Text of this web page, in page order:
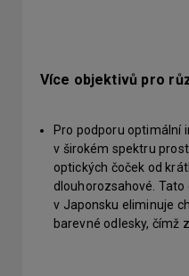
Více objektivů pro
Pro podporu optimální
v širokém spektru
optických čoček od
dlouhorozsahové.
v Japonsku eliminuje
barevné odlesky, čímž